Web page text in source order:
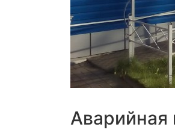
Аварийная